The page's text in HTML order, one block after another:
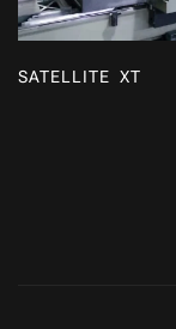
SATELLITE XT